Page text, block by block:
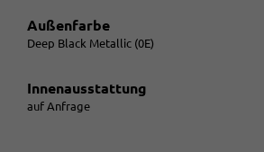
Außenfarbe
Deep Black Metallic (0E)
Innenausstattung
auf Anfrage